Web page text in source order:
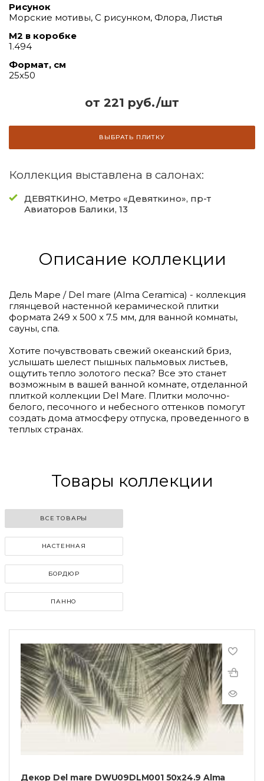
от 221 руб./шт
ВЫБРАТЬ ПЛИТКУ
Рисунок
Морские мотивы, С рисунком, Флора, Листья
М2 в коробке
1.494
Формат, см
25х50
Коллекция выставлена в салонах:
ДЕВЯТКИНО, Метро «Девяткино», пр-т
Авиаторов Балики, 13
Описание коллекции
Дель Маре / Del mare (Alma Ceramica) - коллекция
глянцевой настенной керамической плитки
формата 249 x 500 x 7.5 мм, для ванной комнаты,
сауны, спа.
Хотите почувствовать свежий океанский бриз,
услышать шелест пышных пальмовых листьев,
ощутить тепло золотого песка? Все это станет
возможным в вашей ванной комнате, отделанной
плиткой коллекции Del Mare. Плитки молочно-
белого, песочного и небесного оттенков помогут
создать дома атмосферу отпуска, проведенного в
теплых странах.
Товары коллекции
ВСЕ ТОВАРЫ
НАСТЕННАЯ
БОРДЮР
ПАННО
Декор Del mare DWU09DLM001 50х24.9 Alma